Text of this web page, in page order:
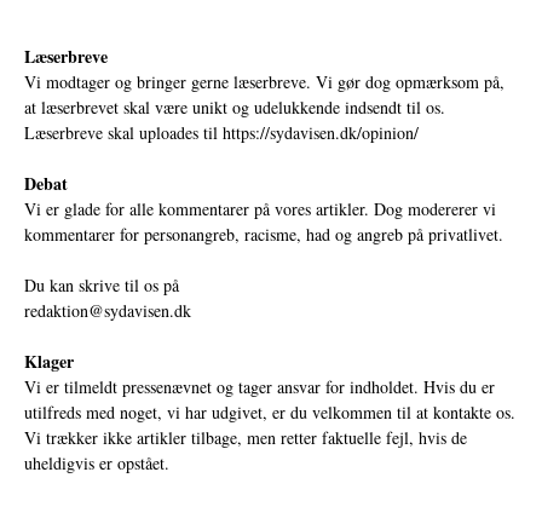
Læserbreve
Vi modtager og bringer gerne læserbreve. Vi gør dog opmærksom på,
at læserbrevet skal være unikt og udelukkende indsendt til os.
Læserbreve skal uploades til https://sydavisen.dk/opinion/
Debat
Vi er glade for alle kommentarer på vores artikler. Dog modererer vi
kommentarer for personangreb, racisme, had og angreb på privatlivet.
Du kan skrive til os på
redaktion@sydavisen.dk
Klager
Vi er tilmeldt pressenævnet og tager ansvar for indholdet. Hvis du er
utilfreds med noget, vi har udgivet, er du velkommen til at kontakte os.
Vi trækker ikke artikler tilbage, men retter faktuelle fejl, hvis de
uheldigvis er opstået.